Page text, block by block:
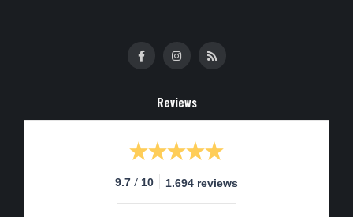
Reviews
9.7 / 10 1.694 reviews